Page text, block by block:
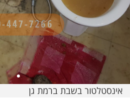
אינסטלטור בשבת ברמת גן